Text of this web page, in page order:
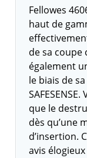
Fellowes
haut de
de sa coupe
également
le biais de
que le
dès qu’une
d’insertion.
avis